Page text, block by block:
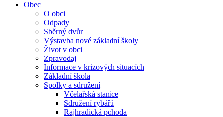
Obec
O obci
Odpady
Sběrný dvůr
Výstavba nové základní školy
Život v obci
Zpravodaj
Informace v krizových situacích
Základní škola
Spolky a sdružení
Včelařská stanice
Sdružení rybářů
Rajhradická pohoda